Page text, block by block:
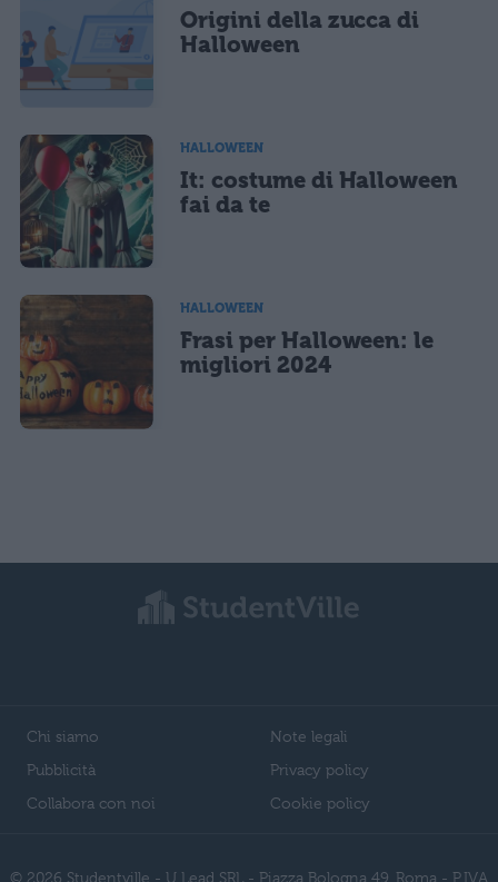
Origini della zucca di
Halloween
HALLOWEEN
It: costume di Halloween
fai da te
HALLOWEEN
Frasi per Halloween: le
migliori 2024
Chi siamo
Pubblicità
Collabora con noi
Note legali
Privacy policy
Cookie policy
© 2026 Studentville - U Lead SRL - Piazza Bologna 49, Roma - P.IVA